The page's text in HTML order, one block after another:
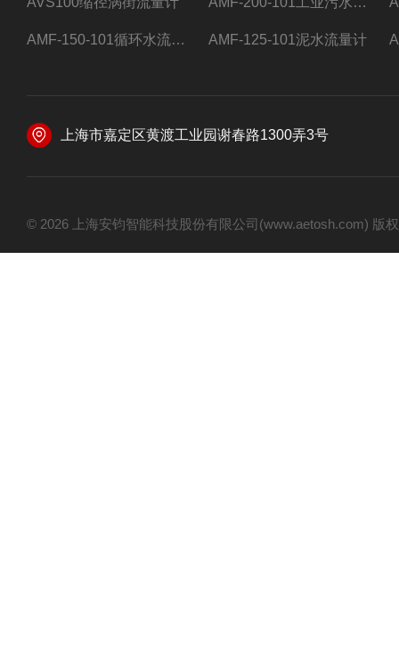
AMF-150-101循环水流量计,电磁流量计 AMF-125-101泥水流量计
上海市嘉定区黄渡工业园谢春路1300弄3号
© 2026 上海安钧智能科技股份有限公司(www.aetosh.com)